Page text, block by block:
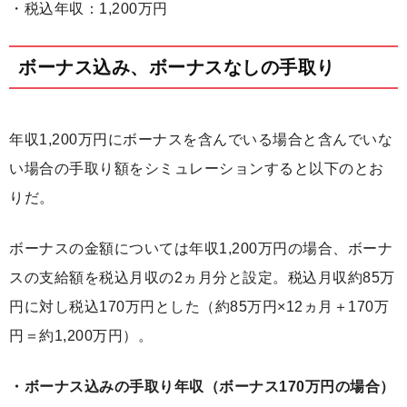
・税込年収：1,200万円
ボーナス込み、ボーナスなしの手取り
年収1,200万円にボーナスを含んでいる場合と含んでいな
い場合の手取り額をシミュレーションすると以下のとお
りだ。
ボーナスの金額については年収1,200万円の場合、ボーナ
スの支給額を税込月収の2ヵ月分と設定。税込月収約85万
円に対し税込170万円とした（約85万円×12ヵ月＋170万
円＝約1,200万円）。
・ボーナス込みの手取り年収（ボーナス170万円の場合）